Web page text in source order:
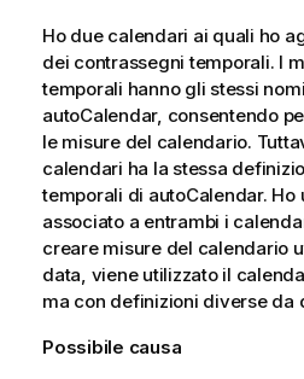
Ho due calendari ai quali ho
dei contrassegni temporali. I
temporali hanno gli stessi
autoCalendar, consentendo
le misure del calendario.
calendari ha la stessa
temporali di autoCalendar. Ho
associato a entrambi i
creare misure del calendario
data, viene utilizzato il
ma con definizioni diverse da
Possibile causa